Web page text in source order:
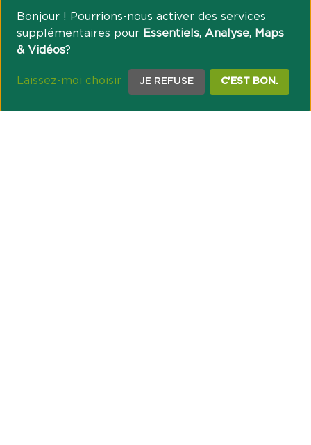
Bonjour ! Pourrions-nous activer des services
supplémentaires pour Essentiels, Analyse, Maps
& Vidéos?
Laissez-moi choisir JE REFUSE C'EST BON.